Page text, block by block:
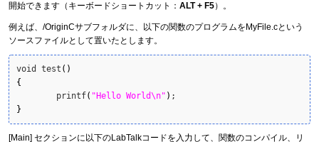
開始できます（キーボードショートカット： ALT + F5）。
例えば、/OriginCサブフォルダに、以下の関数のプログラムをMyFile.cという
ソースファイルとして置いたとします。
void test ( )
{
	printf
( "Hello World\n" )
}
[Main] セクションに以下のLabTalkコードを入力して、関数のコンパイル、リ